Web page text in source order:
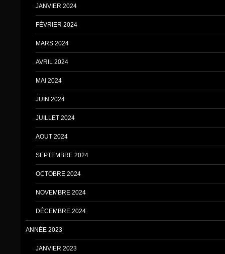
JANVIER 2024
FÉVRIER 2024
MARS 2024
AVRIL 2024
MAI 2024
JUIN 2024
JUILLET 2024
AOUT 2024
SEPTEMBRE 2024
OCTOBRE 2024
NOVEMBRE 2024
DÉCEMBRE 2024
ANNÉE 2023
JANVIER 2023